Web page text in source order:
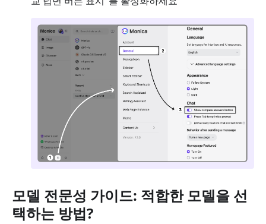
모델 전문성 가이드: 적합한 모델을 선
택하는 방법?